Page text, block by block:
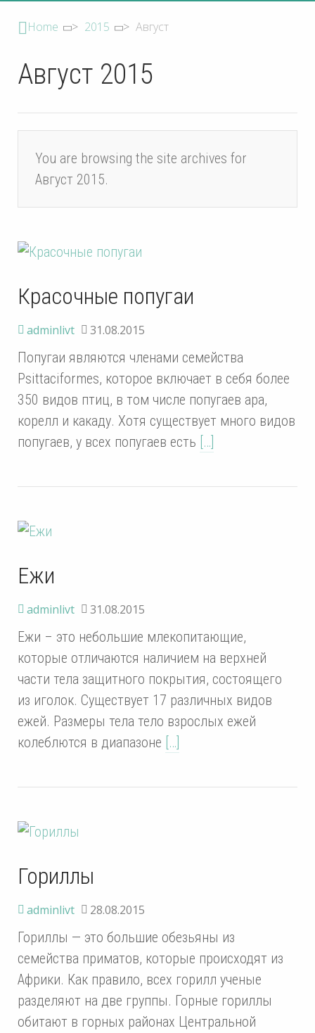
Home > 2015 > Август
Август 2015
You are browsing the site archives for
Август 2015.
Красочные попугаи
adminlivt 31.08.2015
Попугаи являются членами семейства
Psittaciformes, которое включает в себя более
350 видов птиц, в том числе попугаев ара,
корелл и какаду. Хотя существует много видов
попугаев, у всех попугаев есть […]
Ежи
adminlivt 31.08.2015
Ежи – это небольшие млекопитающие,
которые отличаются наличием на верхней
части тела защитного покрытия, состоящего
из иголок. Существует 17 различных видов
ежей. Размеры тела тело взрослых ежей
колеблются в диапазоне […]
Гориллы
adminlivt 28.08.2015
Гориллы — это большие обезьяны из
семейства приматов, которые происходят из
Африки. Как правило, всех горилл ученые
разделяют на две группы. Горные гориллы
обитают в горных районах Центральной